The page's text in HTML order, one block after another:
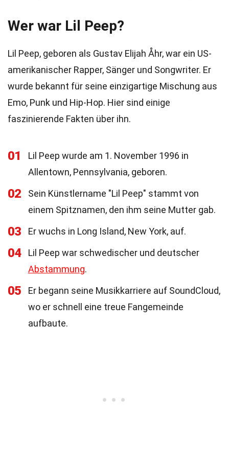
Wer war Lil Peep?
Lil Peep, geboren als Gustav Elijah Åhr, war ein US-
amerikanischer Rapper, Sänger und Songwriter. Er
wurde bekannt für seine einzigartige Mischung aus
Emo, Punk und Hip-Hop. Hier sind einige
faszinierende Fakten über ihn.
01
Lil Peep wurde am 1. November 1996 in
Allentown, Pennsylvania, geboren.
02
Sein Künstlername "Lil Peep" stammt von
einem Spitznamen, den ihm seine Mutter gab.
03 Er wuchs in Long Island, New York, auf.
04
Lil Peep war schwedischer und deutscher
Abstammung.
05
Er begann seine Musikkarriere auf SoundCloud,
wo er schnell eine treue Fangemeinde
aufbaute.